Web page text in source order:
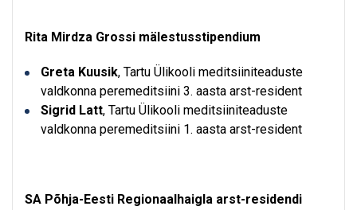
Rita Mirdza Grossi mälestusstipendium
Greta Kuusik, Tartu Ülikooli meditsiiniteaduste
valdkonna peremeditsiini 3. aasta arst-resident
Sigrid Latt, Tartu Ülikooli meditsiiniteaduste
valdkonna peremeditsiini 1. aasta arst-resident
SA Põhja-Eesti Regionaalhaigla arst-residendi